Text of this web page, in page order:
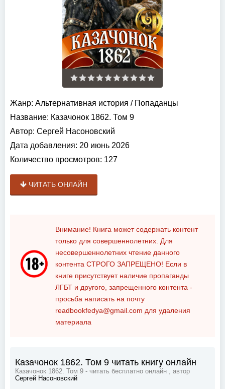
Жанр: Альтернативная история / Попаданцы
Название: Казачонок 1862. Том 9
Автор: Сергей Насоновский
Дата добавления: 20 июнь 2026
Количество просмотров: 127
ЧИТАТЬ ОНЛАЙН
Внимание! Книга может содержать контент
только для совершеннолетних. Для
несовершеннолетних чтение данного
контента СТРОГО ЗАПРЕЩЕНО! Если в
книге присутствует наличие пропаганды
ЛГБТ и другого, запрещенного контента -
просьба написать на почту
readbookfedya@gmail.com для удаления
материала
Казачонок 1862. Том 9 читать книгу онлайн
Казачонок 1862. Том 9 - читать бесплатно онлайн , автор
Сергей Насоновский